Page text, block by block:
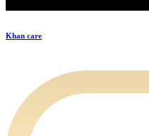
Khan care